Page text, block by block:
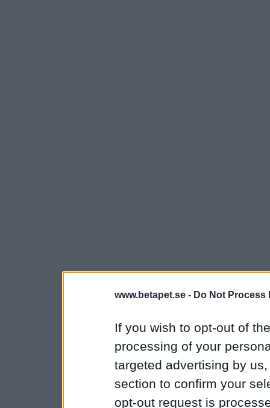
www.betapet.se - Do Not Process
If you wish to opt-out of
processing of your
targeted advertising by
section to confirm your
opt-out request is